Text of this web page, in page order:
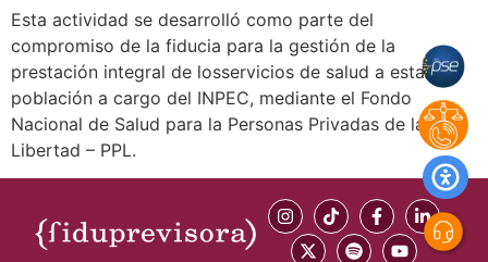
Esta actividad se desarrolló como parte del
compromiso de la fiducia para la gestión de la
prestación integral de losservicios de salud a esta
población a cargo del INPEC, mediante el Fondo
Nacional de Salud para la Personas Privadas de la
Libertad – PPL.